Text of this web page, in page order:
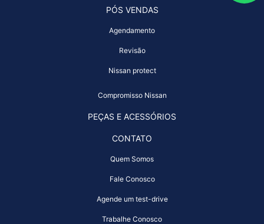
PÓS VENDAS
Agendamento
Revisão
Nissan protect
Compromisso Nissan
PEÇAS E ACESSÓRIOS
CONTATO
Quem Somos
Fale Conosco
Agende um test-drive
Trabalhe Conosco